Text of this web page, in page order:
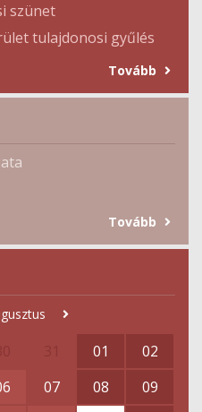
szünet
tulajdonosi gyűlés
Tovább
Tovább
01
02
07 08
09